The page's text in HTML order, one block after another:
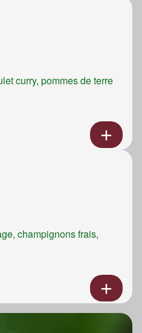
curry, pommes de terre
champignons frais,